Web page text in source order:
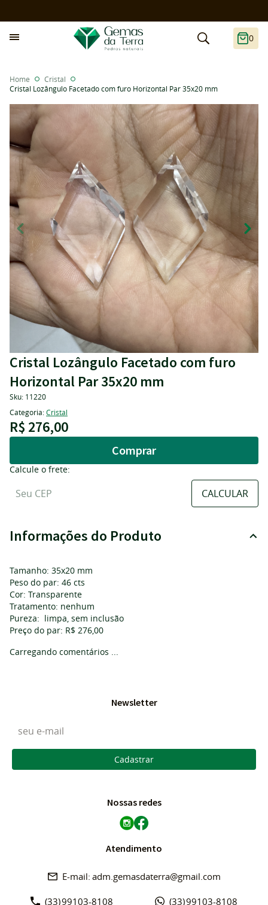
0
Home
Cristal
Cristal Lozângulo Facetado com furo Horizontal Par 35x20 mm
Cristal Lozângulo Facetado com furo
Horizontal Par 35x20 mm
Sku: 11220
Categoria:Cristal
R$ 276,00
Comprar
Calcule o frete:
Informações do Produto
Tamanho: 35x20 mm
Peso do par: 46 cts
Cor: Transparente
Tratamento: nenhum
Pureza: limpa, sem inclusão
Preço do par: R$ 276,00
Carregando comentários ...
Newsletter
Cadastrar
Nossas redes
Atendimento
(33)99103-8108 (33)99103-8108
adm.gemasdaterra@gmail.com